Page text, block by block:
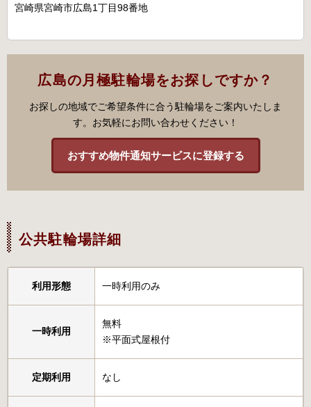
宮崎県宮崎市広島1丁目98番地
広島の月極駐輪場をお探しですか？
お探しの地域でご希望条件に合う駐輪場をご案内いたしま
す。お気軽にお問い合わせください！
おすすめ物件通知サービスに登録する
公共駐輪場詳細
利用形態 一時利用のみ
一時利用
無料
※平面式屋根付
定期利用 なし